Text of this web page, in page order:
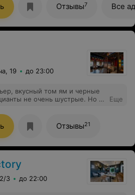
Отзывы7 Все
19 до 23:00
вкусный том ям и черные
не очень шустрые. Но в
Еще
Отзывы21
3 до 22:00